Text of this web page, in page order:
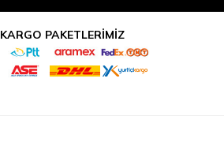
KARGO PAKETLERİMİZ